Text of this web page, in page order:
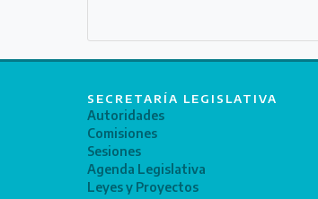
SECRETARÍA LEGISLATIVA
Autoridades
Comisiones
Sesiones
Agenda Legislativa
Leyes y Proyectos